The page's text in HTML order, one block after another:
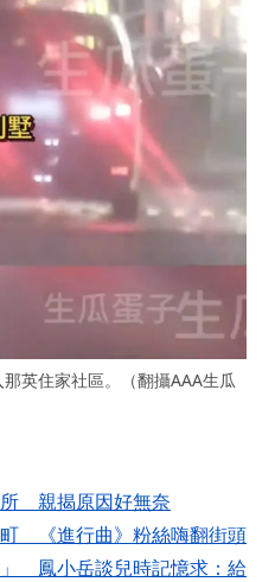
英住家社區。（翻攝AAA生瓜
親揭原因好無奈
《進行曲》粉絲嗨翻街頭
鳳小岳談兒時記憶求：給